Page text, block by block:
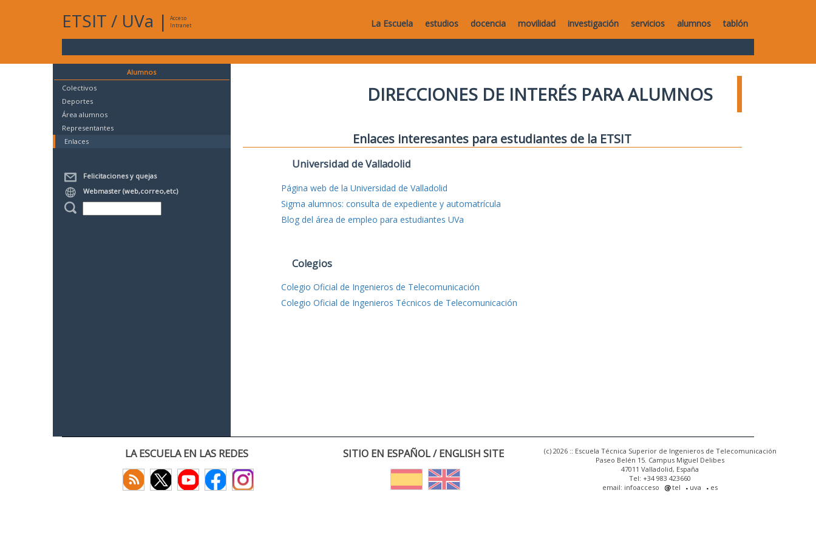
ETSIT / UVa |
Acceso
Intranet
La Escuela estudios docencia movilidad investigación servicios alumnos tablón
Alumnos
Colectivos
Deportes
Área alumnos
Representantes
Enlaces
Felicitaciones y quejas
Webmaster (web,correo,etc)
DIRECCIONES DE INTERÉS PARA ALUMNOS
Enlaces interesantes para estudiantes de la ETSIT
Universidad de Valladolid
Página web de la Universidad de Valladolid
Sigma alumnos: consulta de expediente y automatrícula
Blog del área de empleo para estudiantes UVa
Colegios
Colegio Oficial de Ingenieros de Telecomunicación
Colegio Oficial de Ingenieros Técnicos de Telecomunicación
LA ESCUELA EN LAS REDES SITIO EN ESPAÑOL / ENGLISH SITE
(c) 2026 :: Escuela Técnica Superior de Ingenieros de Telecomunicación
Paseo Belén 15. Campus Miguel Delibes
47011 Valladolid, España
Tel: +34 983 423660
email: infoacceso
tel uva es